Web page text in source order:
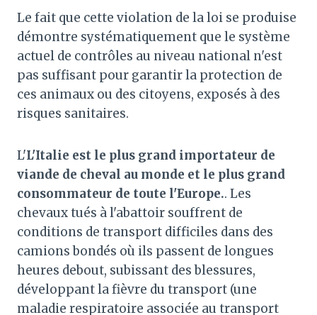
Le fait que cette violation de la loi se produise
démontre systématiquement que le système
actuel de contrôles au niveau national n'est
pas suffisant pour garantir la protection de
ces animaux ou des citoyens, exposés à des
risques sanitaires.
L'L'Italie est le plus grand importateur de
viande de cheval au monde et le plus grand
consommateur de toute l'Europe.. Les
chevaux tués à l'abattoir souffrent de
conditions de transport difficiles dans des
camions bondés où ils passent de longues
heures debout, subissant des blessures,
développant la fièvre du transport (une
maladie respiratoire associée au transport